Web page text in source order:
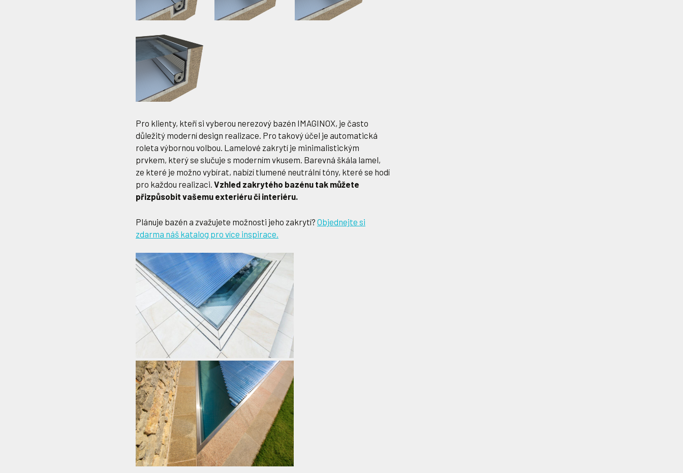
Pro klienty, kteří si vyberou nerezový bazén IMAGINOX, je často
důležitý moderní design realizace. Pro takový účel je automatická
roleta výbornou volbou. Lamelové zakrytí je minimalistickým
prvkem, který se slučuje s moderním vkusem. Barevná škála lamel,
ze které je možno vybírat, nabízí tlumené neutrální tóny, které se hodí
pro každou realizaci. Vzhled zakrytého bazénu tak můžete
přizpůsobit vašemu exteriéru či interiéru.
Plánuje bazén a zvažujete možnosti jeho zakrytí? Objednejte si
zdarma náš katalog pro více inspirace.